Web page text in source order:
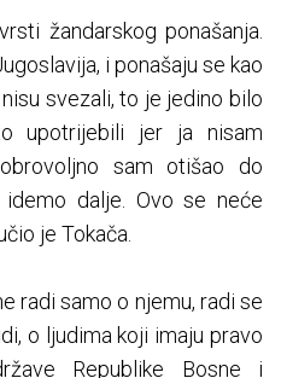
žandarskog ponašanja.
i ponašaju se kao
svezali, to je jedino bilo
upotrijebili jer ja nisam
sam otišao do
dalje. Ovo se neće
je Tokača.
radi samo o njemu, radi se
o ljudima koji imaju pravo
Republike Bosne i